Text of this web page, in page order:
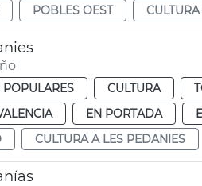
POBLES OEST
POPULARES CULTURA
EN PORTADA
CULTURA A LES PEDANIES